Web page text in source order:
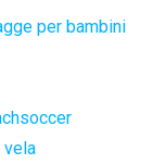
per bambini
vela